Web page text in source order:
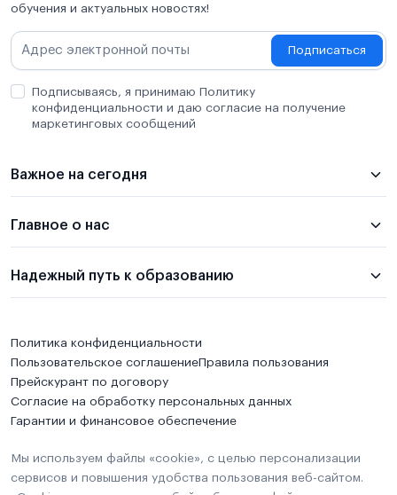
обучения и актуальных новостях!
Подписаться
Подписываясь, я принимаю Политику
конфиденциальности и даю согласие на получение
маркетинговых сообщений
Важное на сегодня
Главное о нас
Надежный путь к образованию
Политика конфиденциальности
Пользовательское соглашениеПравила пользования
Прейскурант по договору
Согласие на обработку персональных данных
Гарантии и финансовое обеспечение
Мы используем файлы «cookie», с целью персонализации
сервисов и повышения удобства пользования веб-сайтом.